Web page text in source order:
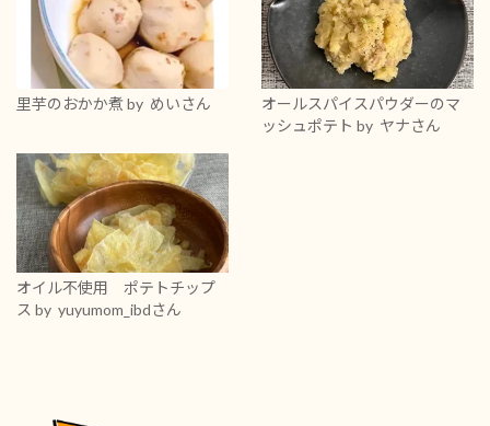
里芋のおかか煮by めいさん
オールスパイスパウダーのマ
ッシュポテト by ヤナさん
オイル不使用 ポテトチップ
ス by yuyumom_ibdさん